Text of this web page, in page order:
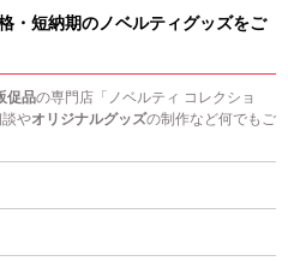
・短納期のノベルティグッズをご
促品の専門店「ノベルティ コレクショ
やオリジナルグッズの制作など何でもご